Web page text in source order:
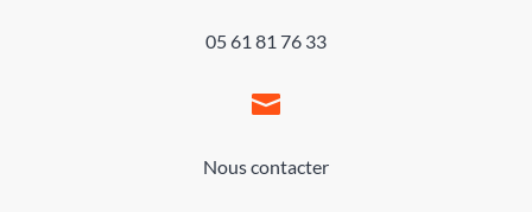
05 61 81 76 33

Nous contacter